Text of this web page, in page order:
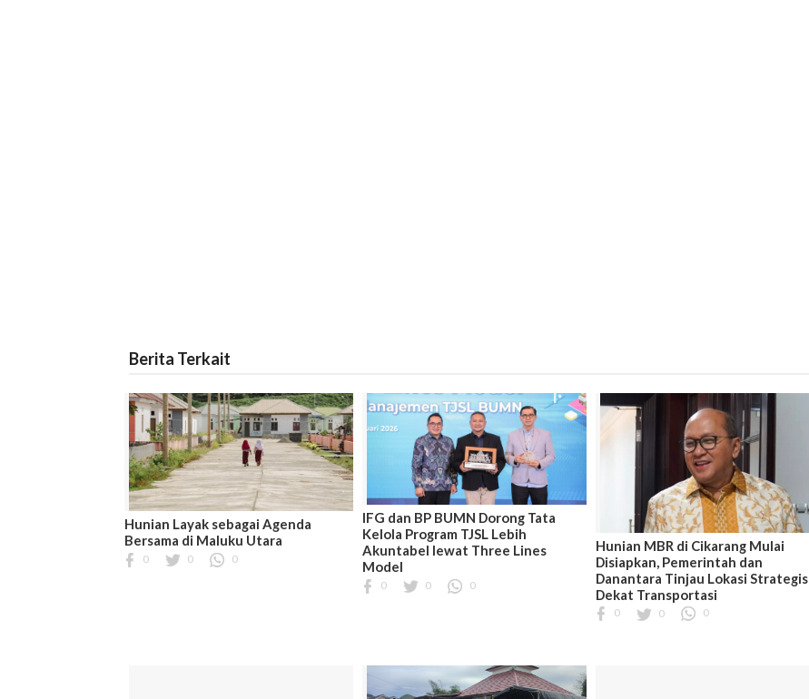
Berita Terkait
Hunian Layak sebagai Agenda
Bersama di Maluku Utara
0 0 0
IFG dan BP BUMN Dorong Tata
Kelola Program TJSL Lebih
Akuntabel lewat Three Lines
Model
0 0 0
Hunian MBR di Cikarang Mulai
Disiapkan, Pemerintah dan
Danantara Tinjau Lokasi Strategis
Dekat Transportasi
0 0 0